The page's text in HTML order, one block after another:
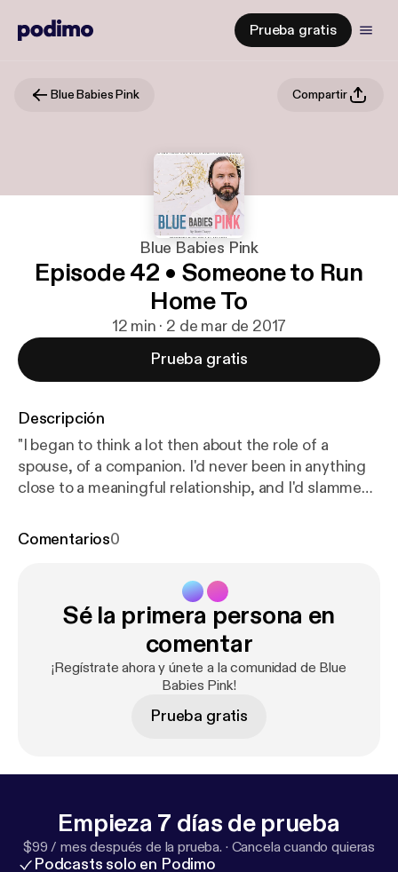
Prueba gratis
Blue Babies Pink Compartir
Blue Babies Pink
Episode 42 • Someone to Run
Home To
12 min · 2 de mar de 2017
Prueba gratis
Descripción
"I began to think a lot then about the role of a
spouse, of a companion. I'd never been in anything
close to a meaningful relationship, and I'd slammed
about it all."
Comentarios0
Sé la primera persona en
comentar
¡Regístrate ahora y únete a la comunidad de Blue
Babies Pink!
Prueba gratis
Empieza 7 días de prueba
$99 / mes después de la prueba. · Cancela cuando quieras
Podcasts solo en Podimo